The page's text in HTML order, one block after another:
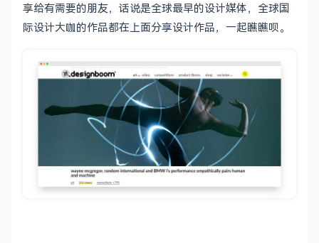
享给有需要的朋友，话说是全球最早的设计媒体，全球国
际设计大咖的作品都在上面分享设计作品，一起瞧瞧呗。